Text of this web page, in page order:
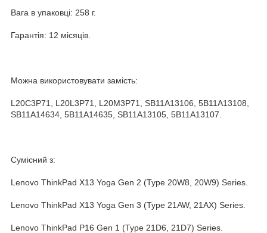
Вага в упаковці: 258 г.
Гарантія: 12 місяців.
Можна використовувати замість:
L20C3P71, L20L3P71, L20M3P71, SB11A13106, 5B11A13108,
SB11A14634, 5B11A14635, SB11A13105, 5B11A13107.
Сумісний з:
Lenovo ThinkPad X13 Yoga Gen 2 (Type 20W8, 20W9) Series.
Lenovo ThinkPad X13 Yoga Gen 3 (Type 21AW, 21AX) Series.
Lenovo ThinkPad P16 Gen 1 (Type 21D6, 21D7) Series.